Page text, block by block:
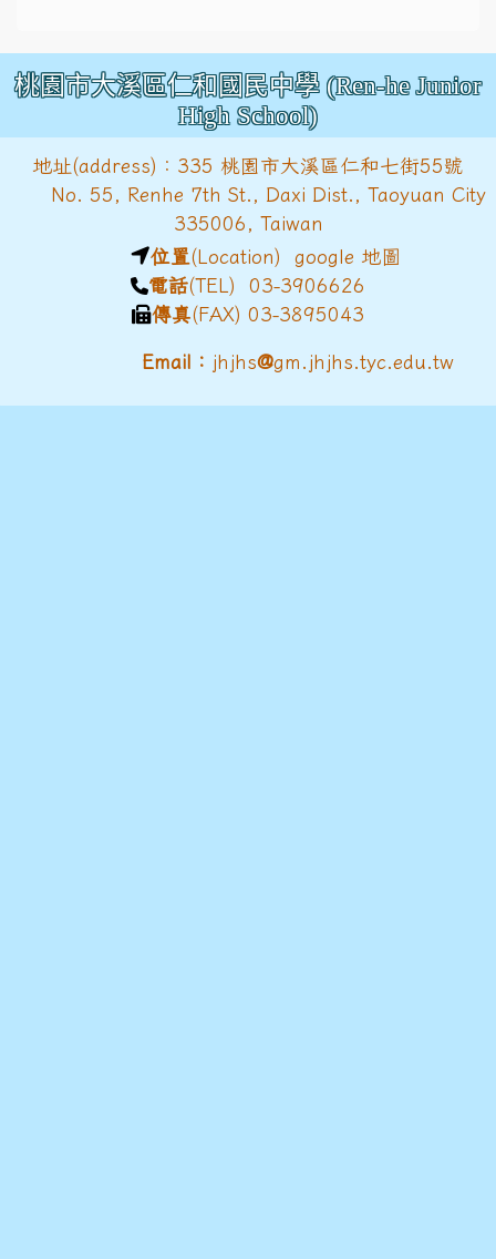
桃園市大溪區仁和國民中學 (Ren-he Junior
High School)
地址(address)：335 桃園市大溪區仁和七街55號
No. 55, Renhe 7th St., Daxi Dist., Taoyuan City
335006, Taiwan
位置(Location) google 地圖
電話(TEL) 03-3906626
傳真(FAX) 03-3895043
Email： jhjhs@gm.jhjhs.tyc.edu.tw